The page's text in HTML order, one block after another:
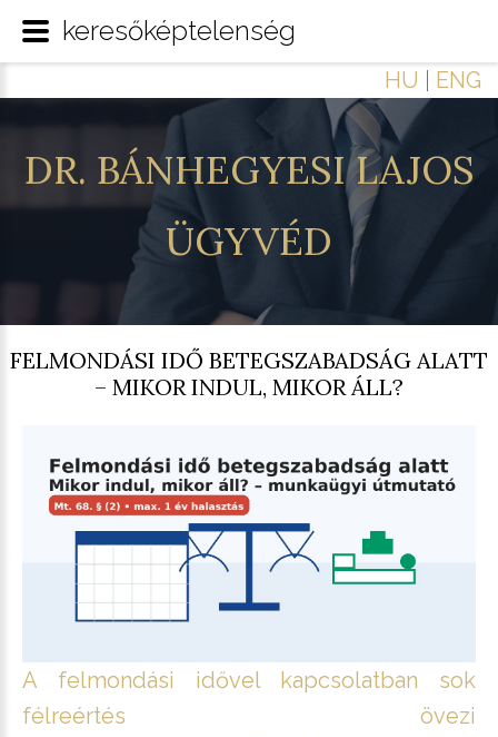
HU ENG
DR. BÁNHEGYESI LAJOS
ÜGYVÉD
FELMONDÁSI IDŐ BETEGSZABADSÁG ALATT
– MIKOR INDUL, MIKOR ÁLL?
A felmondási idővel kapcsolatban sok
félreértés övezi
keresőképtelenség